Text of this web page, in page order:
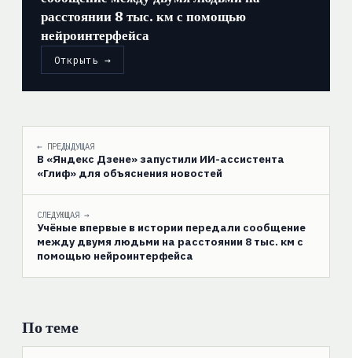
расстоянии 8 тыс. км с помощью
нейроинтерфейса
Открыть →
← ПРЕДЫДУЩАЯ
В «Яндекс Дзене» запустили ИИ-ассистента
«Глиф» для объяснения новостей
СЛЕДУЮЩАЯ →
Учёные впервые в истории передали сообщение
между двумя людьми на расстоянии 8 тыс. км с
помощью нейроинтерфейса
По теме